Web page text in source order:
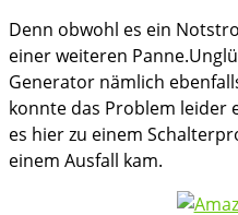
Denn obwohl es ein
einer weiteren
Generator nämlich
konnte das Problem leider
es hier zu einem
einem Ausfall kam.